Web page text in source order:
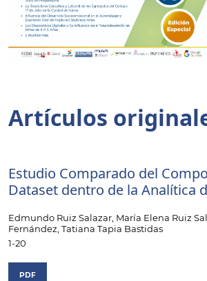
Artículos
Estudio Comparado del
Dataset dentro de la Analítica
Edmundo Ruiz Salazar, María Elena Ruiz
Fernández, Tatiana Tapia Bastidas
1-20
PDF